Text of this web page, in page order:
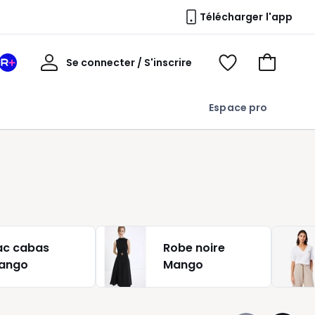
Télécharger l'app
Espace pro
Mon
Se connecter / S'inscrire
Mon
Voir
Voir
cabas
Robe noire
Mango